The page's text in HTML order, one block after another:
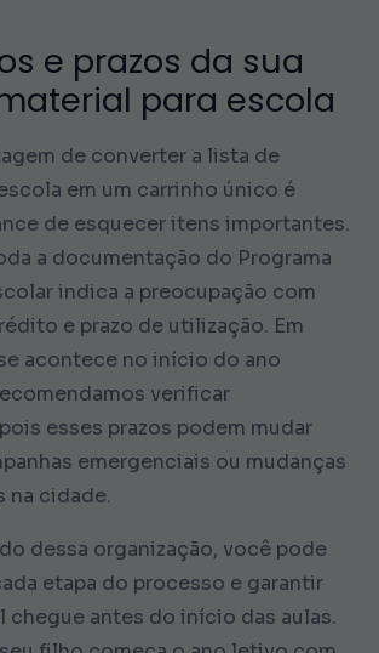
e prazos da sua
para escola
de converter a lista de
em um carrinho único é
de esquecer itens importantes.
a documentação do Programa
indica a preocupação com
e prazo de utilização. Em
acontece no início do ano
verificar
esses prazos podem mudar
emergenciais ou mudanças
na cidade.
dessa organização, você pode
etapa do processo e garantir
chegue antes do início das aulas.